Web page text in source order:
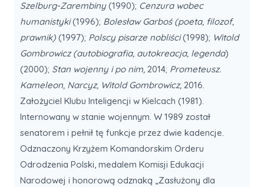
Szelburg-Zarembiny(1990); Cenzura wobec
humanistyki(1996); Bolesław Garboś (poeta, filozof,
prawnik) (1997); Polscy pisarze nobliści(1998); Witold
Gombrowicz (autobiografia, autokreacja, legenda)
(2000); Stan wojenny i po nim, 2014; Prometeusz.
Kameleon, Narcyz, Witold Gombrowicz, 2016.
Założyciel Klubu Inteligencji w Kielcach (1981).
Internowany w stanie wojennym. W 1989 został
senatorem i pełnił tę funkcje przez dwie kadencje.
Odznaczony Krzyżem Komandorskim Orderu
Odrodzenia Polski, medalem Komisji Edukacji
Narodowej i honorową odznaką „Zasłużony dla